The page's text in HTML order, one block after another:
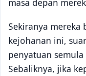
Sekiranya mereka
kejohanan ini,
penyatuan
Sebaliknya, jika